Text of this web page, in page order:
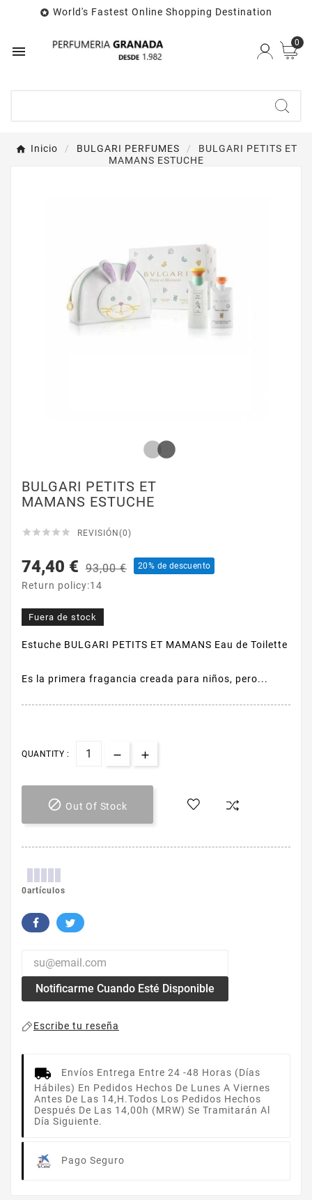
 World's Fastest Online Shopping Destination

0
Inicio BULGARI PERFUMES
BULGARI PETITS ET
MAMANS ESTUCHE
BULGARI PETITS ET
MAMANS ESTUCHE
     REVISIÓN(0)
74,40 € 93,00 € 20% de descuento
Return policy:14
Fuera de stock
Estuche BULGARI PETITS ET MAMANS Eau de Toilette
Es la primera fragancia creada para niños, pero...
QUANTITY :
 Out Of Stock
0artículos
Notificarme Cuando Esté Disponible
Escribe tu reseña
Envíos Entrega Entre 24 -48 Horas (días
Hábiles) En Pedidos Hechos De Lunes A Viernes
Antes De Las 14,h.Todos Los Pedidos Hechos
Después De Las 14,00h (MRW) Se Tramitarán Al
Día Siguiente.
Pago Seguro